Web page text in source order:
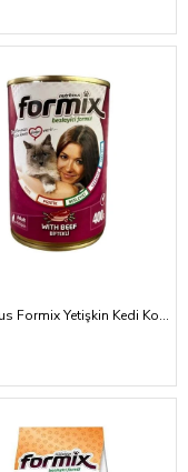
Nutritious Formix Yetişkin Kedi Konserve Maması Biftekli 400gr